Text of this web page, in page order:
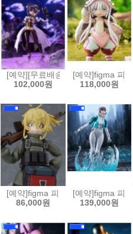
[예약][무료배송]figma 피그마 마
102,000원
[예약]figma 피
118,000원
[예약]figma 피그마 극장판 유녀
86,000원
[예약]figma 피
139,000원